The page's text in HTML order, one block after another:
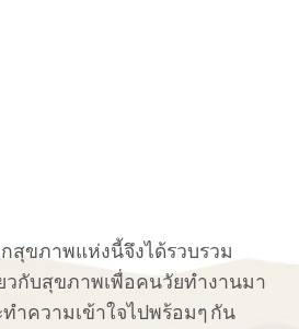
กสุขภาพแห่งนี้จึงได้รวบรวม
วกับสุขภาพเพื่อคนวัยทำงานมา
ำความเข้าใจไปพร้อมๆ กัน